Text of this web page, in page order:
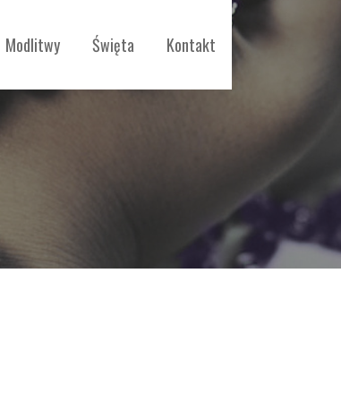
Modlitwy Święta Kontakt